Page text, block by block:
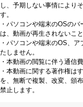
し、予期しない事情により
す。
・パソコンや端末のOSの
は、動画が再生されないこ
・パソコンや端末のOS、
たしません。
・本動画の閲覧に伴う通信
・本動画に関する著作権は
を、無断で複製、改変、頒
禁止します。